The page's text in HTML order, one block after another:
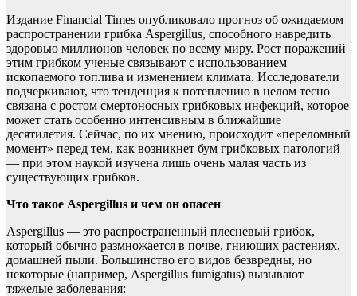
Издание Financial Times опубликовало прогноз об ожидаемом
распространении грибка Aspergillus, способного навредить
здоровью миллионов человек по всему миру. Рост поражений
этим грибком ученые связывают с использованием
ископаемого топлива и изменением климата. Исследователи
подчеркивают, что тенденция к потеплению в целом тесно
связана с ростом смертоносных грибковых инфекций, которое
может стать особенно интенсивным в ближайшие
десятилетия. Сейчас, по их мнению, происходит «переломный
момент» перед тем, как возникнет бум грибковых патологий
— при этом наукой изучена лишь очень малая часть из
существующих грибков.
Что такое Aspergillus и чем он опасен
Aspergillus — это распространенный плесневый грибок,
который обычно размножается в почве, гниющих растениях,
домашней пыли. Большинство его видов безвредны, но
некоторые (например, Aspergillus fumigatus) вызывают
тяжелые заболевания: